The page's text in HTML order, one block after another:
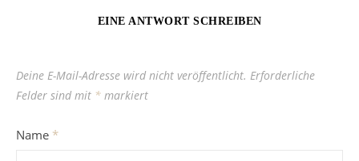
EINE ANTWORT SCHREIBEN
Deine E-Mail-Adresse wird nicht veröffentlicht. Erforderliche
Felder sind mit * markiert
Name *